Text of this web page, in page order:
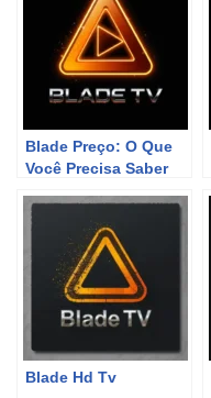
Blade Preço: O Que
Você Precisa Saber
Onda!
Blade Hd Tv